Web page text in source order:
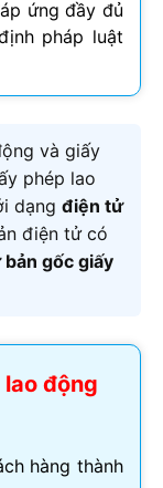
ứng đầy đủ
pháp luật
và giấy
phép lao
dạng điện tử
điện tử có
gốc giấy
động
hàng thành